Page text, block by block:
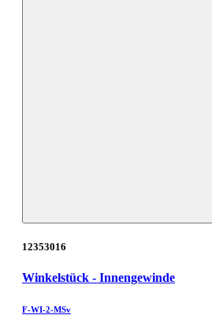
12353016
Winkelstück - Innengewinde
F-WI-2-MSv